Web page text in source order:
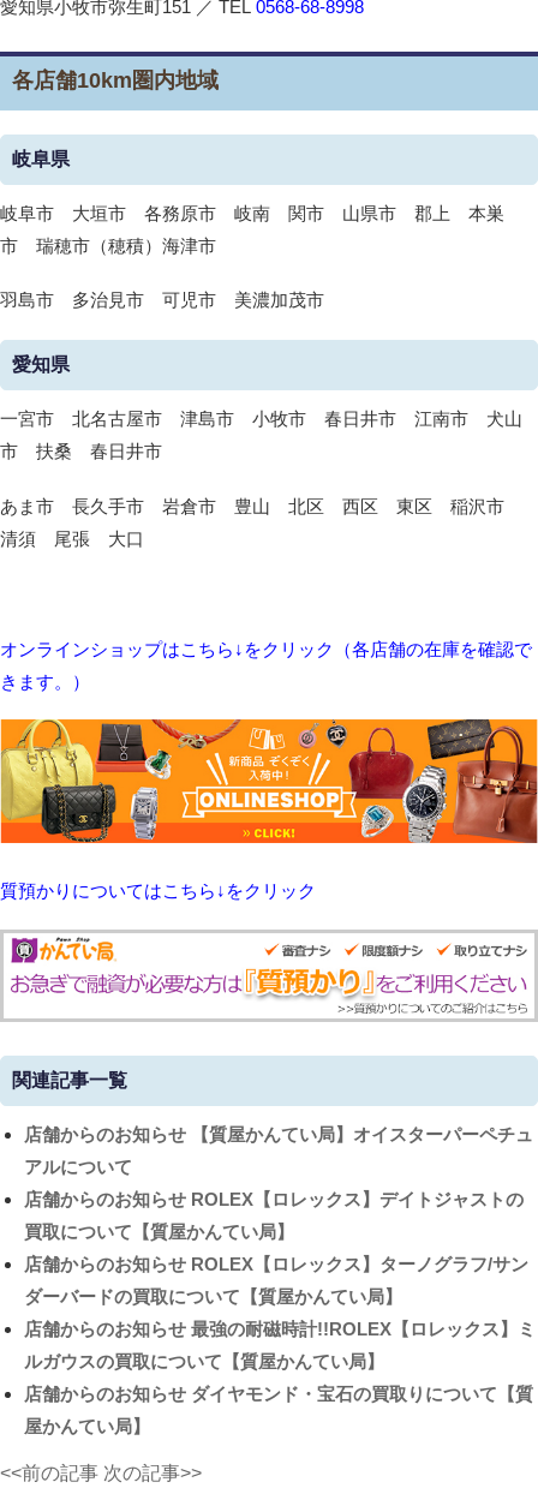
愛知県小牧市弥生町151 ／ TEL 0568-68-8998
各店舗10km圏内地域
岐阜県
岐阜市 大垣市 各務原市 岐南 関市 山県市 郡上 本巣
市 瑞穂市（穂積）海津市
羽島市 多治見市 可児市 美濃加茂市
愛知県
一宮市 北名古屋市 津島市 小牧市 春日井市 江南市 犬山
市 扶桑 春日井市
あま市 長久手市 岩倉市 豊山 北区 西区 東区 稲沢市
清須 尾張 大口
オンラインショップはこちら↓をクリック（各店舗の在庫を確認で
きます。）
質預かりについてはこちら↓をクリック
関連記事一覧
店舗からのお知らせ 【質屋かんてい局】オイスターパーペチュ
アルについて
店舗からのお知らせ ROLEX【ロレックス】デイトジャストの
買取について【質屋かんてい局】
店舗からのお知らせ ROLEX【ロレックス】ターノグラフ/サン
ダーバードの買取について【質屋かんてい局】
店舗からのお知らせ 最強の耐磁時計!!ROLEX【ロレックス】ミ
ルガウスの買取について【質屋かんてい局】
店舗からのお知らせ ダイヤモンド・宝石の買取りについて【質
屋かんてい局】
<<前の記事 次の記事>>